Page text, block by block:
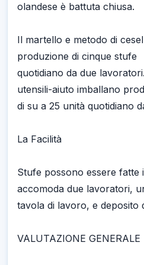
olandese è battuta chiusa.
Il martello e metodo di
produzione di cinque stufe
quotidiano da due
utensili-aiuto imballano
di su a 25 unità quotidiano
La Facilità
Stufe possono essere fatte
accomoda due lavoratori,
tavola di lavoro, e deposito
VALUTAZIONE GENERALE